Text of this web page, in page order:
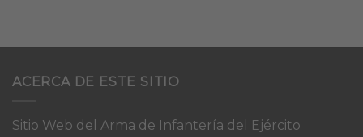
ACERCA DE ESTE SITIO
Sitio Web del Arma de Infantería del Ejército